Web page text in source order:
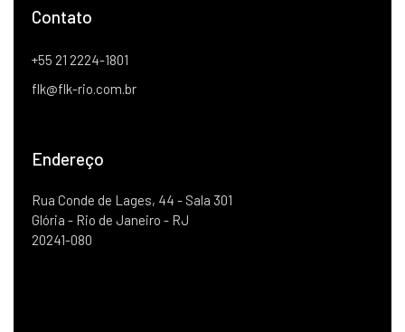
Contato
+55 21 2224-1801
flk@flk-rio.com.br
Endereço
Rua Conde de Lages, 44 - Sala 301
Glória - Rio de Janeiro - RJ
20241-080